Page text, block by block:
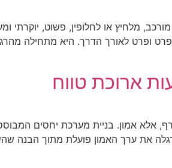
מלחיץ או לחלופין, פשוט, יוקרתי
ופרט לאורך הדרך. היא מתחילה
ארוכת טווח
אלא אמון. בניית מערכת יחסים
את ערך האמון פועלת מתוך הבנה